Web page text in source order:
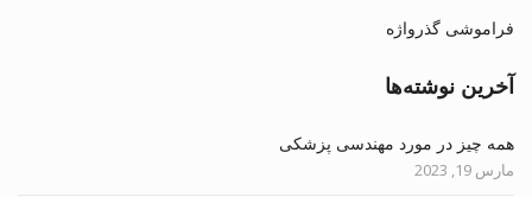
فراموشی گذرواژه
آخرین نوشته‌ها
همه چیز در مورد مهندسی پزشکی
مارس 19, 2023